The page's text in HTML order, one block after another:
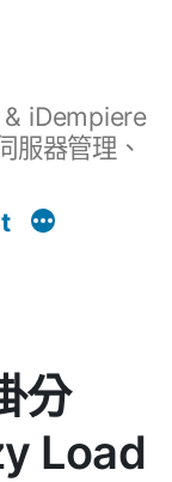
iDempiere
服器管理、
分
Load